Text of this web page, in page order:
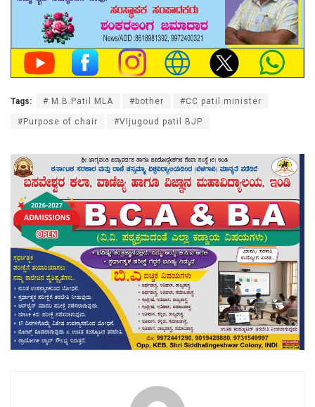
Tags: # M.B.Patil MLA #bother #CC patil minister
#Purpose of chair #VIjugoud patil BJP